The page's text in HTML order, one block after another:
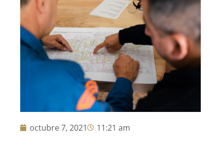
octubre 7, 2021
11:21 am